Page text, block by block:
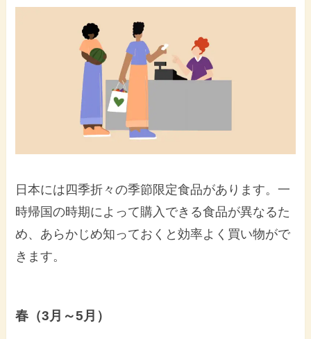
日本には四季折々の季節限定食品があります。一
時帰国の時期によって購入できる食品が異なるた
め、あらかじめ知っておくと効率よく買い物がで
きます。
春（3月～5月）